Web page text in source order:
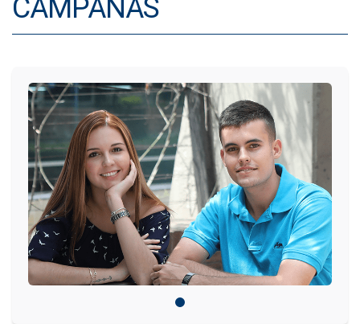
CAMPAÑAS
BIBLIOTECA
Consultorio Juridico
Pastoral
CARTERA
Inscripciones
Estudiantes
Egresados